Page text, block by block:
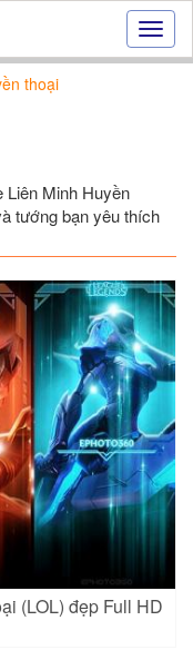
Hiệu
ứng
trực
tạo
ảnh
online
thoại
Liên Minh Huyền
tướng bạn yêu thích
(LOL) đẹp Full HD